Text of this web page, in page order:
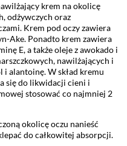
krem na okolicę
odżywczych oraz
Krem pod oczy zawiera
Ake. Ponadto krem zawiera
E, a także oleje z awokado i
nawilżających i
i alantoinę. W skład kremu
się do likwidacji cieni i
stosować co najmniej 2
okolicę oczu nanieść
do całkowitej absorpcji.